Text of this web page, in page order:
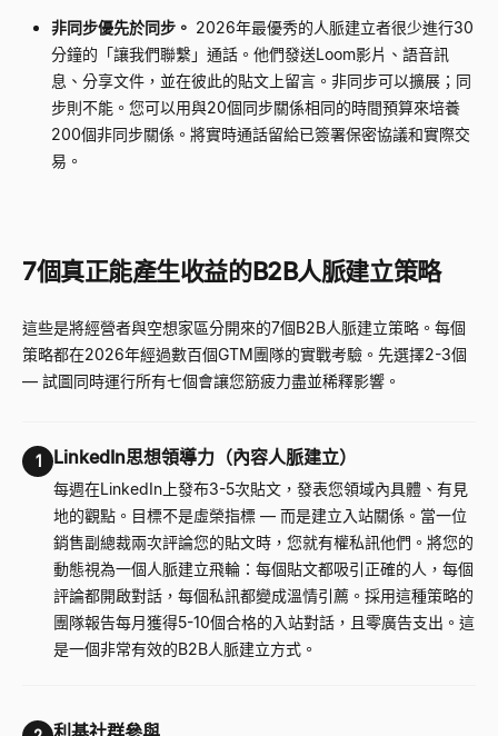
非同步優先於同步。 2026年最優秀的人脈建立者很少進行30
分鐘的「讓我們聯繫」通話。他們發送Loom影片、語音訊
息、分享文件，並在彼此的貼文上留言。非同步可以擴展；同
步則不能。您可以用與20個同步關係相同的時間預算來培養
200個非同步關係。將實時通話留給已簽署保密協議和實際交
易。
7個真正能產生收益的B2B人脈建立策略
這些是將經營者與空想家區分開來的7個B2B人脈建立策略。每個
策略都在2026年經過數百個GTM團隊的實戰考驗。先選擇2-3個
— 試圖同時運行所有七個會讓您筋疲力盡並稀釋影響。
1 LinkedIn思想領導力（內容人脈建立）
每週在LinkedIn上發布3-5次貼文，發表您領域內具體、有見
地的觀點。目標不是虛榮指標 — 而是建立入站關係。當一位
銷售副總裁兩次評論您的貼文時，您就有權私訊他們。將您的
動態視為一個人脈建立飛輪：每個貼文都吸引正確的人，每個
評論都開啟對話，每個私訊都變成溫情引薦。採用這種策略的
團隊報告每月獲得5-10個合格的入站對話，且零廣告支出。這
是一個非常有效的B2B人脈建立方式。
利基社群參與